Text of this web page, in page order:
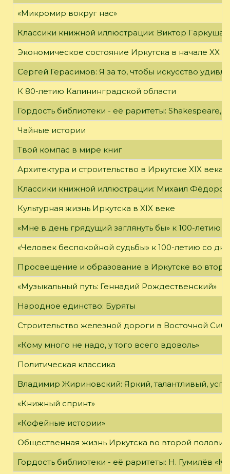
«Микромир вокруг нас»
Классики книжной иллюстрации: Виктор Гаркуша
Экономическое состояние Иркутска в начале XX
Сергей Герасимов: Я за то, чтобы искусство
К 80-летию Калининградской области
Гордость библиотеки - её раритеты: Shakespeare,
Чайные истории
Твой компас в мире книг
Архитектура и строительство в Иркутске XIX века
Классики книжной иллюстрации: Михаил Фёдоров
Культурная жизнь Иркутска в XIX веке
«Мне в день грядущий заглянуть бы» к 100-летию
«Человек беспокойной судьбы» к 100-летию со
Просвещение и образование в Иркутске во
«Музыкальный путь: Геннадий Рождественский»
Народное единство: Буряты
Строительство железной дороги в Восточной
«Кому много не надо, у того всего вдоволь»
Политическая классика
Владимир Жириновский: Яркий, талантливый,
«Книжный спринт»
«Кофейные истории»
Общественная жизнь Иркутска во второй
Гордость библиотеки - её раритеты: Н. Гумилёв